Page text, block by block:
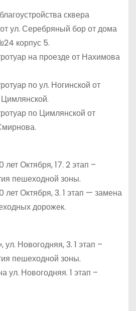
сквера
ул. Серебряный бор от дома
корпус 5.
на проезде от Нахимова
по ул. Ногинской от
по Цимлянской от
Октября, 17. 2 этап –
пешеходной зоны.
лет Октября, 3. 1 этап — замена
дорожек.
ул. Новогодняя, 3. 1 этап –
пешеходной зоны.
ул. Новогодняя. 1 этап –